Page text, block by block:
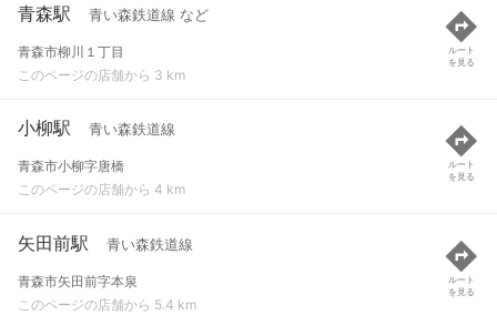
青森駅 青い森鉄道線 など
青森市柳川１丁目
このページの店舗から 3 km
ルート
を見る
小柳駅 青い森鉄道線
青森市小柳字唐橋
このページの店舗から 4 km
ルート
を見る
矢田前駅 青い森鉄道線
青森市矢田前字本泉
このページの店舗から 5.4 km
ルート
を見る